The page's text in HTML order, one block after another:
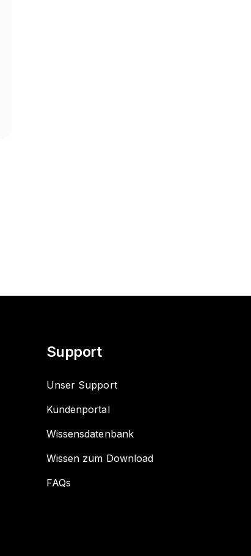
Support
Unser Support
Kundenportal
Wissensdatenbank
Wissen zum Download
FAQs